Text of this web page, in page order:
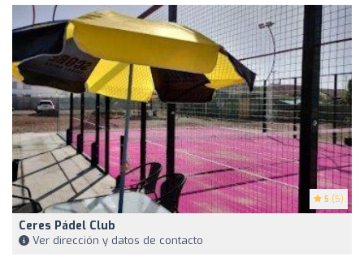
5 (5)
Ceres Pádel Club
Ver dirección y datos de contacto